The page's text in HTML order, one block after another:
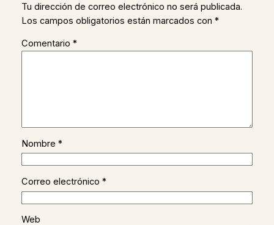
Tu dirección de correo electrónico no será publicada.
Los campos obligatorios están marcados con *
Comentario *
Nombre *
Correo electrónico *
Web